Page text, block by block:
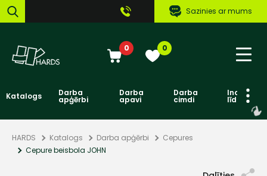
Sazinies ar mums
0 0
Katalogs Darba
apģērbi
Darba
apavi
Darba
cimdi līdzekļi
HARDS Katalogs Darba apģērbi
Cepures
Cepure beisbola JOHN